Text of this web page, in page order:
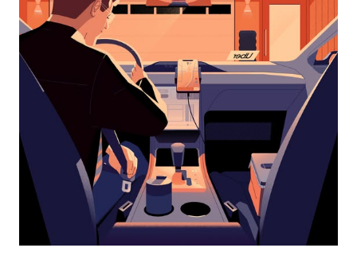
basın.
Takvimi
kapatmak
için
escape
tuşuna
basın.